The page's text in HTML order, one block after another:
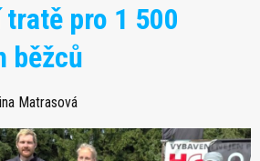
pro 1 500
běžců
Matrasová